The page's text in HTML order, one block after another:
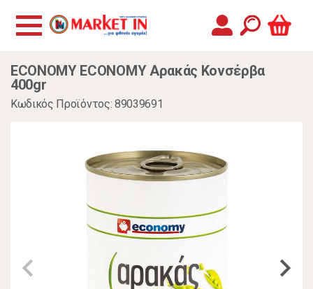
ECONOMY ECONOMY Αρακάς Kονσέρβα
400gr
Κωδικός Προϊόντος: 89039691